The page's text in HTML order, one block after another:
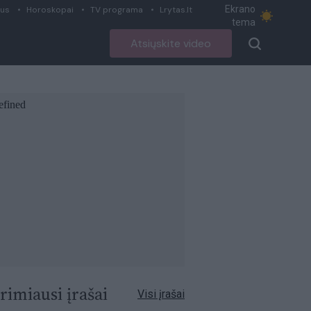
Horoskopai TV programa Lrytas.lt
Ekrano
tema
Atsiųskite video
įrašai Visi įrašai